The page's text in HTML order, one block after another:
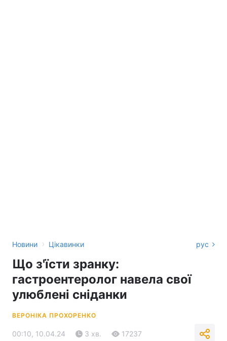
Новини › Цікавинки рус
Що з'їсти зранку:
гастроентеролог навела свої
улюблені сніданки
ВЕРОНІКА ПРОХОРЕНКО
00:10, 10.04.24 3 хв. 17237